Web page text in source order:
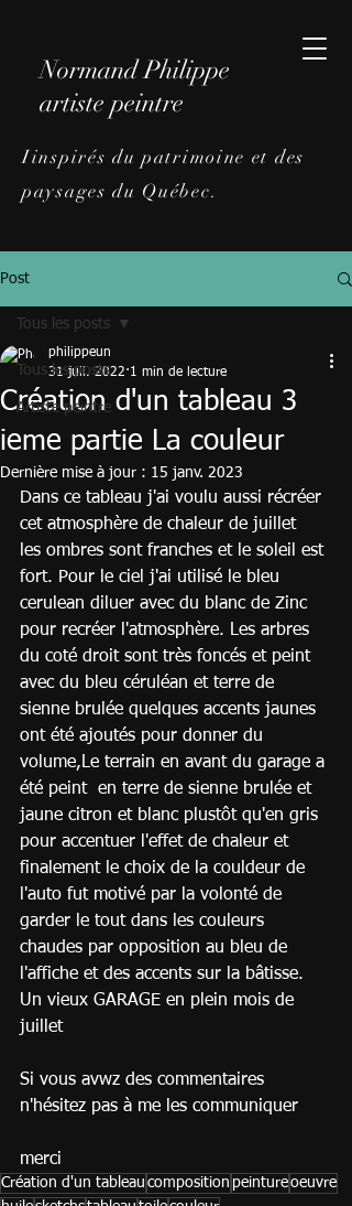
Normand Philippe
artiste peintre
Iinspirés du patrimoine et des
paysages du Québec.
Post
Tous les posts
Artiste peintre
Tous les posts
Création d'un tableau 3
ieme partie La couleur
philippeun
31 juil. 2022 1 min de lecture
Dernière mise à jour : 15 janv. 2023
Dans ce tableau j'ai voulu aussi récréer
cet atmosphère de chaleur de juillet
les ombres sont franches et le soleil est
fort. Pour le ciel j'ai utilisé le bleu
cerulean diluer avec du blanc de Zinc
pour recréer l'atmosphère. Les arbres
du coté droit sont très foncés et peint
avec du bleu céruléan et terre de
sienne brulée quelques accents jaunes
ont été ajoutés pour donner du
volume,Le terrain en avant du garage a
été peint  en terre de sienne brulée et
jaune citron et blanc plustôt qu'en gris
pour accentuer l'effet de chaleur et
finalement le choix de la couldeur de
l'auto fut motivé par la volonté de
garder le tout dans les couleurs
chaudes par opposition au bleu de
l'affiche et des accents sur la bâtisse.
Un vieux GARAGE en plein mois de
juillet
Si vous avwz des commentaires
n'hésitez pas à me les communiquer
merci
Création d'un tableau composition peintureoeuvre